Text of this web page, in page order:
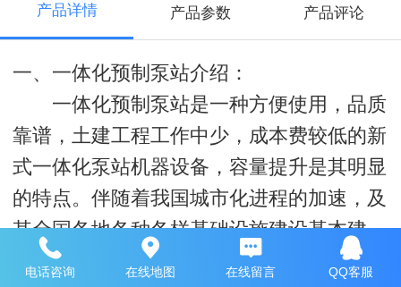
产品详情 产品参数 产品评论
一、一体化预制泵站介绍：
一体化预制泵站是一种方便使用，品质
靠谱，土建工程工作中少，成本费较低的新
式一体化泵站机器设备，容量提升是其明显
的特点。伴随着我国城市化进程的加速，及
其全国各地各种各样基础设施建设基本建
设，愈来愈多的行业里的污水不可以自动流
电话咨询 在线地图 在线留言 QQ客服